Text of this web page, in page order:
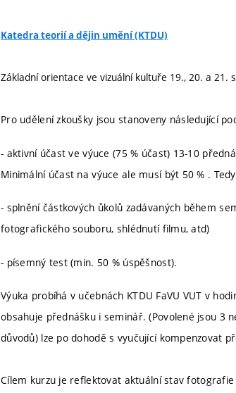
Katedra teorií a dějin umění (KTDU)
Základní orientace ve vizuální kultuře 19., 20. a 21.
Pro udělení zkoušky jsou stanoveny následující
- aktivní účast ve výuce (75 % účast) 13-10
Minimální účast na výuce ale musí být 50 % .
- splnění částkových ůkolů zadávaných během
fotografického souboru, shlédnutí filmu, atd)
- písemný test (min. 50 % úspěšnost).
Výuka probíhá v učebnách KTDU FaVU VUT v
obsahuje přednášku i seminář. (Povolené jsou 3
důvodů) lze po dohodě s vyučující kompenzovat
Cílem kurzu je reflektovat aktuální stav